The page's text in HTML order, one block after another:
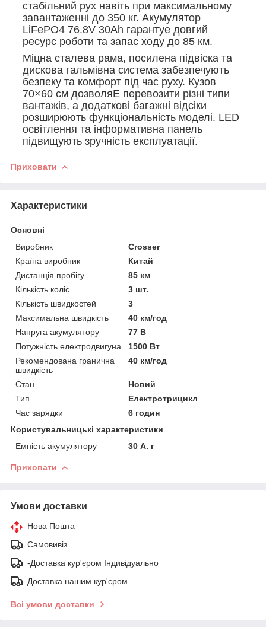
стабільний рух навіть при максимальному
завантаженні до 350 кг. Акумулятор
LiFePO4 76.8V 30Ah гарантуе довгий
ресурс роботи та запас ходу до 85 км.
Міцна сталева рама, посилена підвіска та
дискова гальмівна система забезпечують
безпеку та комфорт під час руху. Кузов
70×60 см дозволяЕ перевозити різні типи
вантажів, а додаткові багажні відсіки
розширюють функціональність моделі. LED
освітлення та інформативна панель
підвищують зручність експлуатації.
Приховати
Характеристики
Основні
Виробник
Crosser
Країна виробник
Китай
Дистанція пробігу
85 км
Кількість коліс
3 шт.
Кількість швидкостей
3
Максимальна швидкість
40 км/год
Напруга акумулятору
77 В
Потужність електродвигуна
1500 Вт
Рекомендована гранична
швидкість
40 км/год
Стан
Новий
Тип
Електротрицикл
Час зарядки
6 годин
Користувальницькі характеристики
Емність акумулятору
30 А. г
Приховати
Умови доставки
Нова Пошта
Самовивіз
-Доставка кур'єром Індивідуально
Доставка нашим кур'єром
Всі умови доставки